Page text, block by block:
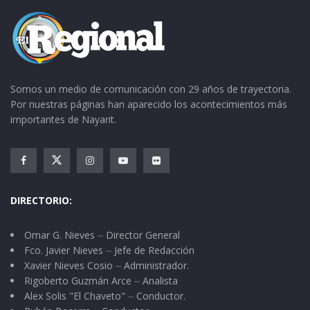
Zarca, deleitándonos con vistosas jugadas y con
algunas anotaciones que dan puntos a sus
equipos.
Somos un medio de comunicación con 29 años de trayectoria.
Por nuestras páginas han aparecido los acontecimientos más
importantes de Nayarit.
DIRECTORIO:
Omar G. Nieves ⏤ Director General
Fco. Javier Nieves ⏤ Jefe de Redacción
Xavier Nieves Cosio ⏤ Administrador.
Rigoberto Guzmán Arce ⏤ Analista
Alex Solis "El Chaveto" ⏤ Conductor.